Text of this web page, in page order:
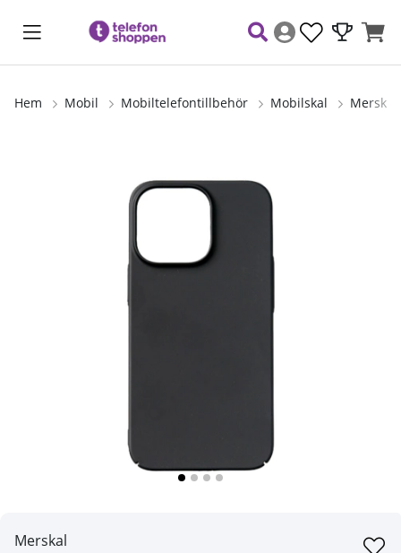
Hem Mobil Mobiltelefontillbehör Mobilskal Merskal
Merskal